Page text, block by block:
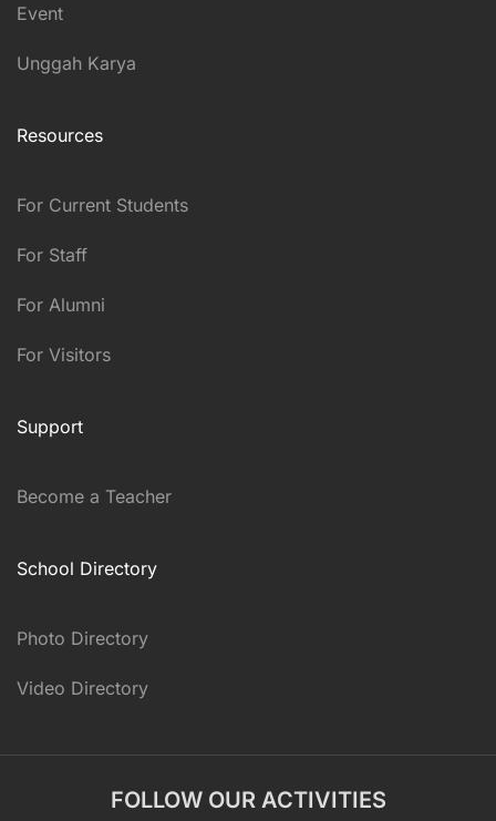
Event
Unggah Karya
Resources
For Current Students
For Staff
For Alumni
For Visitors
Support
Become a Teacher
School Directory
Photo Directory
Video Directory
FOLLOW OUR ACTIVITIES